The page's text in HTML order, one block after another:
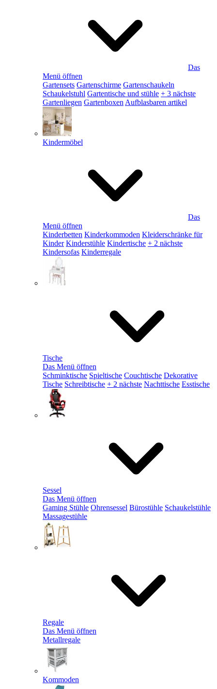
Das
Menü öffnen
Gartensets Gartenschirme Gartenschaukeln
Schaukelstuhl Gartentische und stühle + 3 nächste
Gartenliegen Gartenboxen Aufblasbaren artikel
Kindermöbel
Das
Menü öffnen
Kinderbetten Kinderkommoden Kleiderschränke für
Kinder Kinderstühle Kindertische + 2 nächste
Kindersofas Kinderregale
Tische
Das Menü öffnen
Schminktische Spieltische Couchtische Dekorative
Tische Schreibtische + 2 nächste Nachttische Esstische
Sessel
Das Menü öffnen
Gaming Stühle Ohrensessel Bürostühle Schaukelstühle
Massagestühle
Regale
Das Menü öffnen
Metallregale
Kommoden